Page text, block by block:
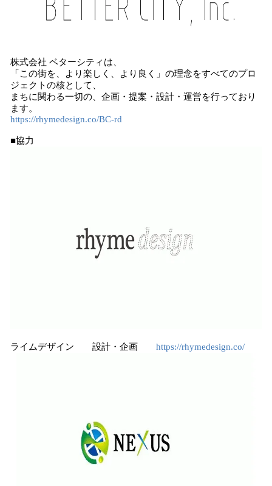
株式会社 ベターシティは、
「この街を、より楽しく、より良く」の理念をすべてのプロ
ジェクトの核として、
まちに関わる一切の、企画・提案・設計・運営を行っており
ます。
https://rhymedesign.co/BC-rd
■協力
ライムデザイン 設計・企画 https://rhymedesign.co/